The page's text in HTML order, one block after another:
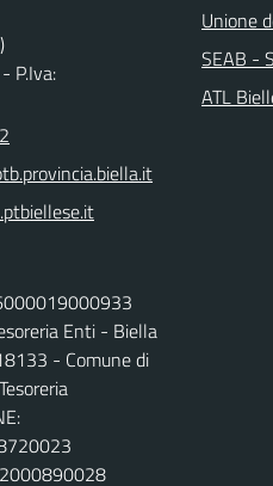
P.Iva:
Enti - Biella
- Comune di
Unione
SEAB -
ATL